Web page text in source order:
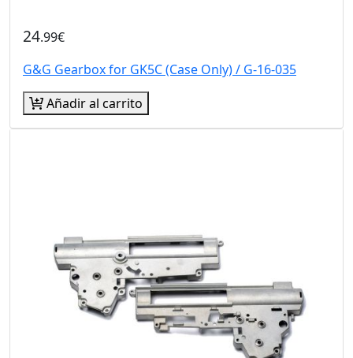
24.99€
G&G Gearbox for GK5C (Case Only) / G-16-035
Añadir al carrito